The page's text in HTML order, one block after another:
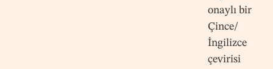
onaylı bir
Çince/
İngilizce
çevirisi